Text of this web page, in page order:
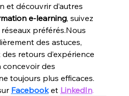
et découvrir d’autres
e-learning, suivez
préférés.Nous
des astuces,
retours d’expérience
concevoir des
toujours plus efficaces.
Facebook et LinkedIn.